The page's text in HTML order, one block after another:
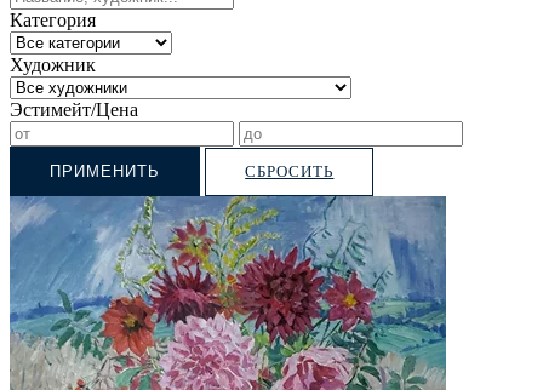
Категория
Художник
Эстимейт/Цена
ПРИМЕНИТЬ СБРОСИТЬ